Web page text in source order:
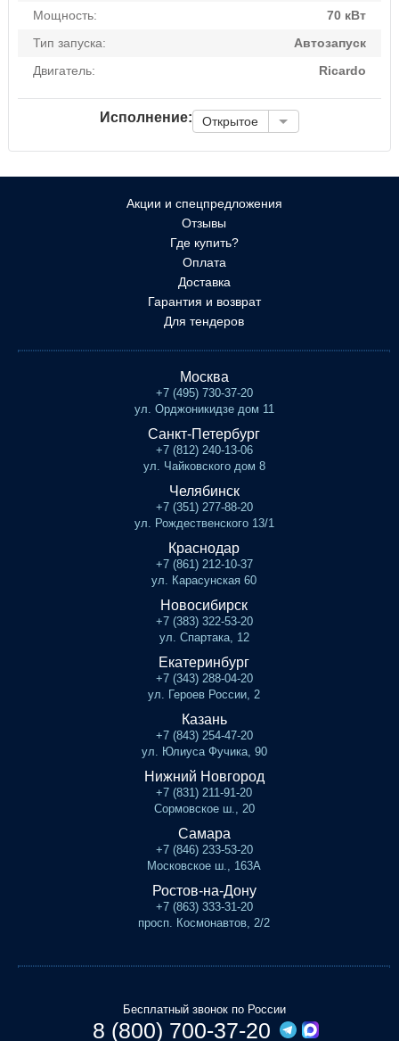
Мощность:
70 кВт
Тип запуска:
Автозапуск
Двигатель:
Ricardo
Исполнение: Открытое
Акции и спецпредложения
Отзывы
Где купить?
Оплата
Доставка
Гарантия и возврат
Для тендеров
Москва
+7 (495) 730-37-20
ул. Орджоникидзе дом 11
Санкт-Петербург
+7 (812) 240-13-06
ул. Чайковского дом 8
Челябинск
+7 (351) 277-88-20
ул. Рождественского 13/1
Краснодар
+7 (861) 212-10-37
ул. Карасунская 60
Новосибирск
+7 (383) 322-53-20
ул. Спартака, 12
Екатеринбург
+7 (343) 288-04-20
ул. Героев России, 2
Казань
+7 (843) 254-47-20
ул. Юлиуса Фучика, 90
Нижний Новгород
+7 (831) 211-91-20
Сормовское ш., 20
Самара
+7 (846) 233-53-20
Московское ш., 163А
Ростов-на-Дону
+7 (863) 333-31-20
просп. Космонавтов, 2/2
Бесплатный звонок по России
8 (800) 700-37-20